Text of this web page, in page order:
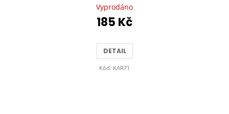
hodnocení
produktu
je
z
5
hvězdiček.
Vyprodáno
185 Kč
DETAIL
Kód: KAR71